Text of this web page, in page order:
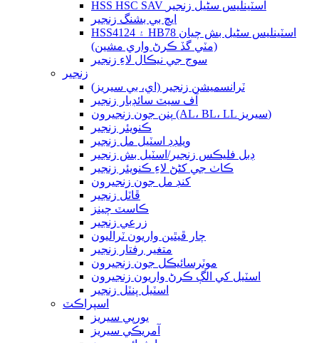
HSS HSC SAV اسٽينلیس سٹیل زنجير
ايڇ بي بشنگ زنجير
HSS4124 ۽ HB78 اسٽينلیس سٹیل بش چيان
(مٽي گڏ ڪرڻ واري مشين)
سوج جي نيڪال لاءِ زنجير
زنجير
ٽرانسميشن زنجير (اي، بي سيريز)
آف سيٽ سائڊبار زنجير
پنن جون زنجيرون (AL، BL، LL سيريز)
ڪنويئر زنجير
ويلڊڊ اسٽيل مل زنجير
ڊبل فليڪس زنجير/اسٽيل بش زنجير
ڪاٺ جي کڻڻ لاءِ ڪنويئر زنجير
کنڊ مل جون زنجيرون
ڦاٽل زنجير
ڪاسٽ چينز
زرعي زنجير
چار ڦيٿين واريون ٽراليون
متغير رفتار زنجير
موٽرسائيڪل جون زنجيرون
اسٽيل کي الڳ ڪرڻ واريون زنجيرون
اسٽيل پنٽل زنجير
اسپراڪٽ
يورپي سيريز
آمريڪي سيريز